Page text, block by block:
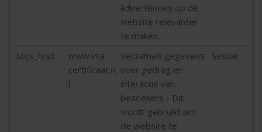
advertenties op de
website relevanter
te maken.
sbjs_first
www.vca-
certificaat.n
l
Verzamelt gegevens
over gedrag en
interactie van
bezoekers - Dit
wordt gebruikt om
de website te
Sessie